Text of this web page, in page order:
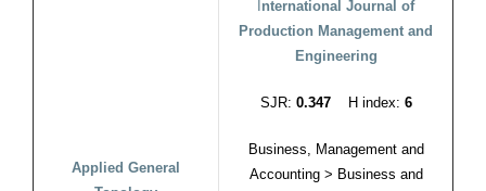
Applied General
nternational Journal of
Production Management and
Engineering
SJR: 0.347 H index: 6
Business, Management and
Accounting > Business and